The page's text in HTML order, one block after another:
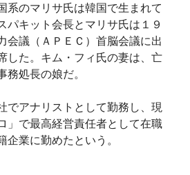
系のマリサ氏は韓国で生まれて
パキット会長とマリサ氏は１９
会議（ＡＰＥＣ）首脳会議に出
した。キム・フィ氏の妻は、亡
務処長の娘だ。
でアナリストとして勤務し、現
」で最高経営責任者として在職
業に勤めたという。